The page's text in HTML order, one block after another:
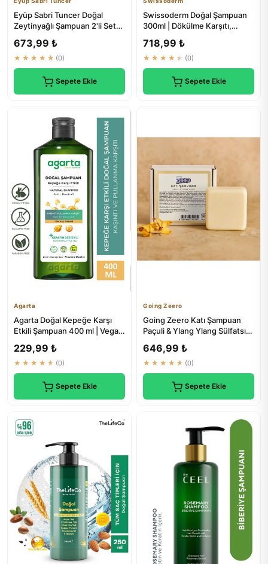
Eyüp Sabri Tuncer Doğal
Zeytinyağlı Şampuan 2'li Set
673,99 ₺
★★★★★ (0)
Sepete Ekle
Swissoderm Doğal Şampuan
300ml | Dökülme Karşıtı,
718,99 ₺
★★★★★ (0)
Sepete Ekle
Agarta
Agarta Doğal Kepeğe Karşı
Etkili Şampuan 400 ml | Vegan
229,99 ₺
★★★★★ (0)
Sepete Ekle
Going Zeero
Going Zeero Katı Şampuan
Paçuli & Ylang Ylang Sülfatsız
646,99 ₺
★★★★★ (0)
Sepete Ekle